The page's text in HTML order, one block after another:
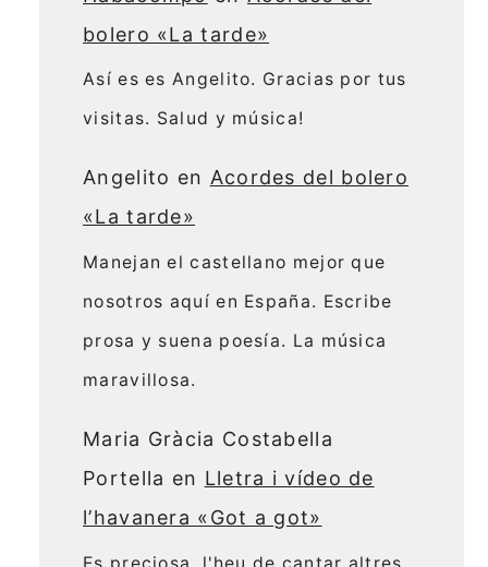
bolero «La tarde»
Así es es Angelito. Gracias por tus
visitas. Salud y música!
Angelito en Acordes del bolero
«La tarde»
Manejan el castellano mejor que
nosotros aquí en España. Escribe
prosa y suena poesía. La música
maravillosa.
Maria Gràcia Costabella
Portella en Lletra i vídeo de
l’havanera «Got a got»
Es preciosa, l'heu de cantar altres